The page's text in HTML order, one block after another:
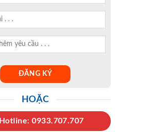
HOẶC
Hotline: 0933.707.707